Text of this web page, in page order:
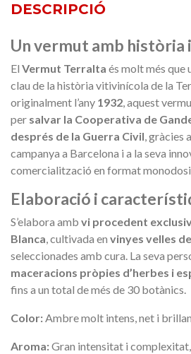
DESCRIPCIÓ
Un vermut amb
El Vermut Terralta és molt més que
clau de la història vitivinícola de la
originalment l’any 1932, aquest
per salvar la Cooperativa de
després de la Guerra Civil, gràcies
campanya a Barcelona i a la seva
comercialització en format
Elaboració i
S’elabora amb vi procedent
Blanca, cultivada en vinyes velles
seleccionades amb cura. La seva
maceracions pròpies d’herbes i
fins a un total de més de 30 botànics.
Color:Ambre molt intens, net i
Aroma:Gran intensitat i